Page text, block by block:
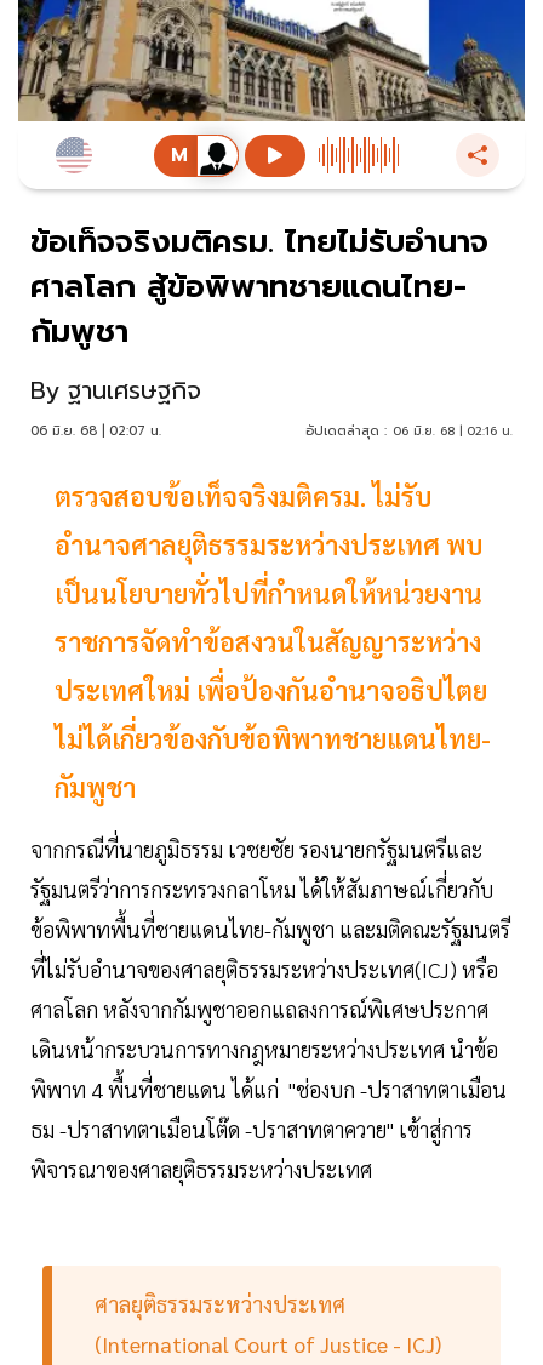
ข้อเท็จจริงมติครม. ไทยไม่รับอำนาจ
ศาลโลก สู้ข้อพิพาทชายแดนไทย-
กัมพูชา
By ฐานเศรษฐกิจ
06 มิ.ย. 68 | 02:07 น. อัปเดตล่าสุด : 06 มิ.ย. 68 | 02:16 น.
ตรวจสอบข้อเท็จจริงมติครม. ไม่รับ
อำนาจศาลยุติธรรมระหว่างประเทศ พบ
เป็นนโยบายทั่วไปที่กำหนดให้หน่วยงาน
ราชการจัดทำข้อสงวนในสัญญาระหว่าง
ประเทศใหม่ เพื่อป้องกันอำนาจอธิปไตย
ไม่ได้เกี่ยวข้องกับข้อพิพาทชายแดนไทย-
กัมพูชา
จากกรณีที่นายภูมิธรรม เวชยชัย รองนายกรัฐมนตรีและ
รัฐมนตรีว่าการกระทรวงกลาโหม ได้ให้สัมภาษณ์เกี่ยวกับ
ข้อพิพาทพื้นที่ชายแดนไทย-กัมพูชา และมติคณะรัฐมนตรี
ที่ไม่รับอำนาจของศาลยุติธรรมระหว่างประเทศ(ICJ) หรือ
ศาลโลก หลังจากกัมพูชาออกแถลงการณ์พิเศษประกาศ
เดินหน้ากระบวนการทางกฎหมายระหว่างประเทศ นำข้อ
พิพาท 4 พื้นที่ชายแดน ได้แก่ "ช่องบก -ปราสาทตาเมือน
ธม -ปราสาทตาเมือนโต๊ด -ปราสาทตาควาย" เข้าสู่การ
พิจารณาของศาลยุติธรรมระหว่างประเทศ
ศาลยุติธรรมระหว่างประเทศ
(International Court of Justice - ICJ)